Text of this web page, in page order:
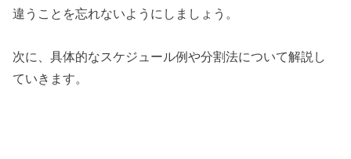
違うことを忘れないようにしましょう。
次に、具体的なスケジュール例や分割法について解説し
ていきます。